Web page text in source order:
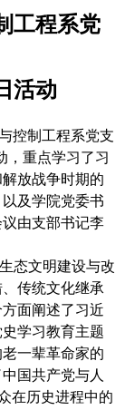
工程系党
活动
控制工程系党支
，重点学习了习
放战争时期的
及学院党委书
由支部书记李
态文明建设与改
传统文化继承
面阐述了习近
学习教育主题
一辈革命家的
国共产党与人
在历史进程中的